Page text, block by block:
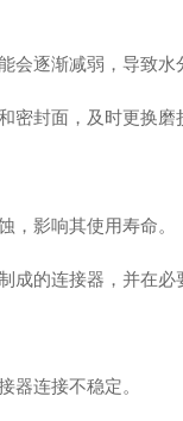
会逐渐减弱，导致水
密封面，及时更换磨
，影响其使用寿命。
成的连接器，并在必
器连接不稳定。